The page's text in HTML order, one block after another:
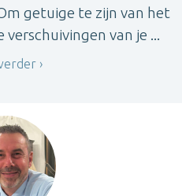
getuige te zijn van het
van je ...